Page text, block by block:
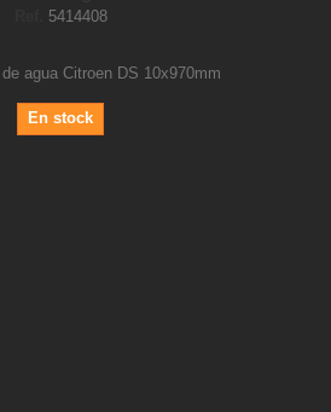
5414408
agua Citroen DS 10x970mm
En stock